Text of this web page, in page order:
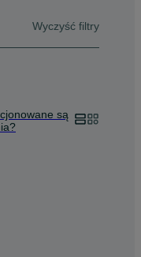
Wyczyść filtry
są